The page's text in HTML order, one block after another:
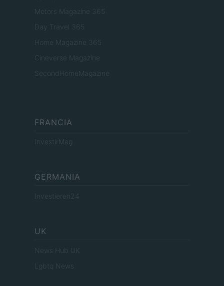
Motors Magazine 365
Day Travel 365
Home Magazine 365
Cineverse Magazine
SecondHomeMagazine
FRANCIA
InvestirMag
GERMANIA
Investieren24
UK
News Hub UK
Lgbtq News